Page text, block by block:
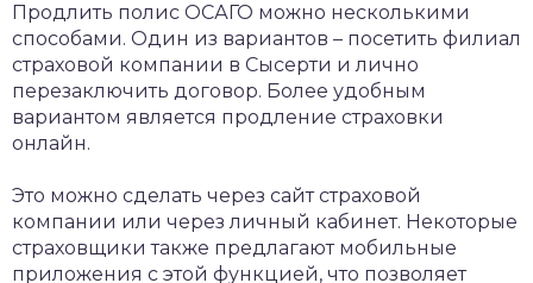
Продлить полис ОСАГО можно несколькими
способами. Один из вариантов – посетить филиал
страховой компании в Сысерти и лично
перезаключить договор. Более удобным
вариантом является продление страховки
онлайн.
Это можно сделать через сайт страховой
компании или через личный кабинет. Некоторые
страховщики также предлагают мобильные
приложения с этой функцией, что позволяет